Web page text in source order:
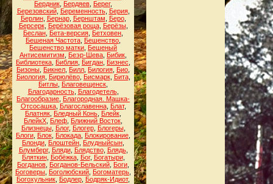
Бердник Бердяев Берег,
Березовский, Беременность, Берия,
Берлин, Бернар, Бернштам Беро,
Берсерк, Берёзовая роща, Берёзы,
Беслан Бета-версия Бетховен
Бешеная Частота Бешенство
Бешенство матки Бешеный
Антисемитизм
Беэр-Шева Бибик
Библиотека Библия Бигдан Бизнес
Бизоны Бикнел Билл Билогия Био
Биология, Бирюлёво, Бисмарк, Бита,
Битлы Благовещенск
Благодарность, Благодетель,
Благообразие Благородная. Машка-
Отсосашка, Благославенна, Блат,
Блатняк Бледный Конь Блейк
БлейкХ Блеф Ближний Восток
Близнецы, Блог, Блогер, Блогеры,
Блоги Блок Блокада Блокирование
Блонди Блоштейн Блудныйсын
Блумберг, Бляди, Блядство, Блядь,
Бляткин, Бобёжка, Бог, Богатыри,
Богданов Богданов-Бельский Боги
Боговеры Боголюбский Богоматерь
Богохульник Бодлер Бодряк-Идиот,